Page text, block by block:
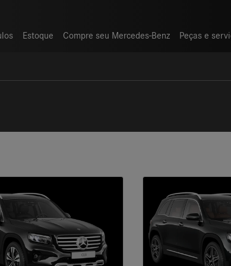
Estoque Compre seu Mercedes-Benz Peças e
Estoque Compre seu Mercedes-Benz Peças e